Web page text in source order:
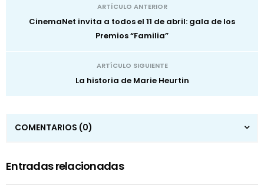
ARTÍCULO ANTERIOR
CinemaNet invita a todos el 11 de abril: gala de los
Premios “Familia”
ARTÍCULO SIGUIENTE
La historia de Marie Heurtin
COMENTARIOS (0)
Entradas relacionadas